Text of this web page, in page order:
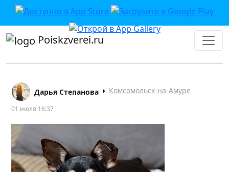
Poiskzverei.ru
Дарья Степанова Комсомольск-на-Амуре
01 июля 16:37